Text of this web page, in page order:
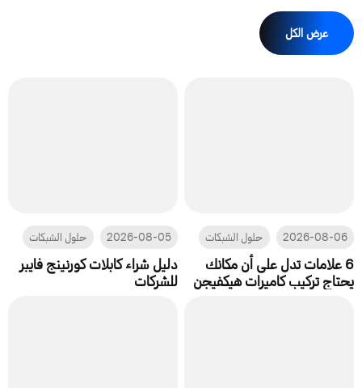
عرض الكل
2026-08-06 حلول الشبكات
6 علامات تدل على أن مكانك
يحتاج تركيب كاميرات هيكفيجن
2026-08-05 حلول الشبكات
دليل شراء كابلات كورنينج فايبر
للشركات